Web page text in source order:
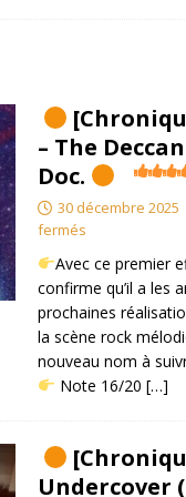
– The
Doc.
30 décembre 2025
fermés
Avec ce premier
confirme qu’il a les
prochaines
la scène rock
nouveau nom à
​ Note 16/20 […]
Undercover